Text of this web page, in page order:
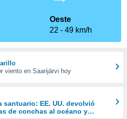
Oeste
22
49 km/h
viento en Saarijärvi hoy
santuario: EE. UU. devolvió
de conchas al océano y